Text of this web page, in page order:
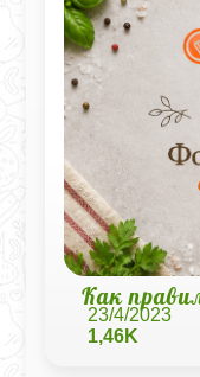
Как
23/4/2023
1,46K